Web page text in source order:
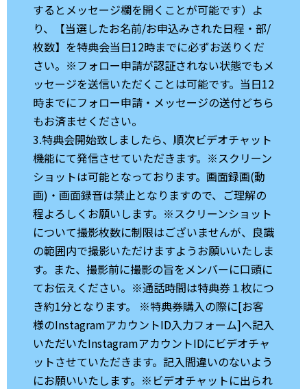
するとメッセージ欄を開くことが可能です）よ
り、【当選したお名前/お申込みされた日程・部/
枚数】を特典会当日12時までに必ずお送りくだ
さい。※フォロー申請が認証されない状態でもメ
ッセージを送信いただくことは可能です。当日12
時までにフォロー申請・メッセージの送付どちら
もお済ませください。
3.特典会開始致しましたら、順次ビデオチャット
機能にて発信させていただきます。※スクリーン
ショットは可能となっております。画面録画(動
画)・画面録音は禁止となりますので、ご理解の
程よろしくお願いします。※スクリーンショット
について撮影枚数に制限はございませんが、良識
の範囲内で撮影いただけますようお願いいたしま
す。また、撮影前に撮影の旨をメンバーに口頭に
てお伝えください。※通話時間は特典券１枚につ
き約1分となります。 ※特典券購入の際に[お客
様のInstagramアカウントID入力フォーム]へ記入
いただいたInstagramアカウントIDにビデオチャ
ットさせていただきます。記入間違いのないよう
にお願いいたします。※ビデオチャットに出られ